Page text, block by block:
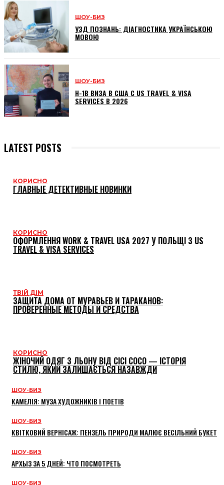
ШОУ-БИЗ
УЗД ПОЗНАНЬ: ДІАГНОСТИКА УКРАЇНСЬКОЮ
МОВОЮ
ШОУ-БИЗ
H-1B ВИЗА В США С US TRAVEL & VISA
SERVICES В 2026
LATEST POSTS
КОРИСНО
ГЛАВНЫЕ ДЕТЕКТИВНЫЕ НОВИНКИ
КОРИСНО
ОФОРМЛЕННЯ WORK & TRAVEL USA 2027 У ПОЛЬЩІ З US
TRAVEL & VISA SERVICES
ТВІЙ ДІМ
ЗАЩИТА ДОМА ОТ МУРАВЬЕВ И ТАРАКАНОВ:
ПРОВЕРЕННЫЕ МЕТОДЫ И СРЕДСТВА
КОРИСНО
ЖІНОЧИЙ ОДЯГ З ЛЬОНУ ВІД CICI COCO — ІСТОРІЯ
СТИЛЮ, ЯКИЙ ЗАЛИШАЄТЬСЯ НАЗАВЖДИ
ШОУ-БИЗ
КАМЕЛІЯ: МУЗА ХУДОЖНИКІВ І ПОЕТІВ
ШОУ-БИЗ
КВІТКОВИЙ ВЕРНІСАЖ: ПЕНЗЕЛЬ ПРИРОДИ МАЛЮЄ ВЕСІЛЬНИЙ БУКЕТ
ШОУ-БИЗ
АРХЫЗ ЗА 5 ДНЕЙ: ЧТО ПОСМОТРЕТЬ
ШОУ-БИЗ